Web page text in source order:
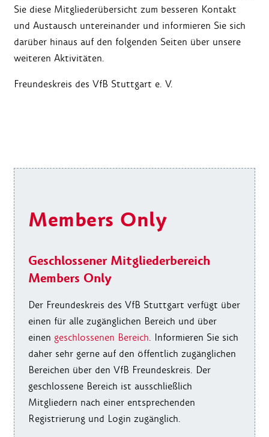
Sie diese Mitgliederübersicht zum besseren Kontakt
und Austausch untereinander und informieren Sie sich
darüber hinaus auf den folgenden Seiten über unsere
weiteren Aktivitäten.
Freundeskreis des VfB Stuttgart e. V.
Members Only
Geschlossener Mitgliederbereich
Members Only
Der Freundeskreis des VfB Stuttgart verfügt über
einen für alle zugänglichen Bereich und über
einen geschlossenen Bereich. Informieren Sie sich
daher sehr gerne auf den öffentlich zugänglichen
Bereichen über den VfB Freundeskreis. Der
geschlossene Bereich ist ausschließlich
Mitgliedern nach einer entsprechenden
Registrierung und Login zugänglich.